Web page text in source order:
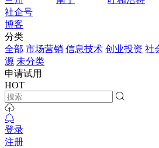
社企号
博客
分类
全部 市场营销 信息技术 创业投资 社
源 未分类
申请试用
HOT
登录
注册